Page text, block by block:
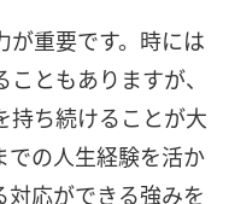
が重要です。時には
ともありますが、
持ち続けることが大
での人生経験を活か
対応ができる強みを